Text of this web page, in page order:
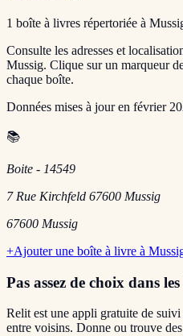
1 boîte à livres répertoriée à
Consulte les adresses et
Mussig. Clique sur un marqueur
chaque boîte.
Données mises à jour en février
📚
Boite - 14549
7 Rue Kirchfeld 67600 Mussig
67600 Mussig
+Ajouter une boîte à livre à
Pas assez de choix dans
Relit est une appli gratuite de
entre voisins. Donne ou trouve